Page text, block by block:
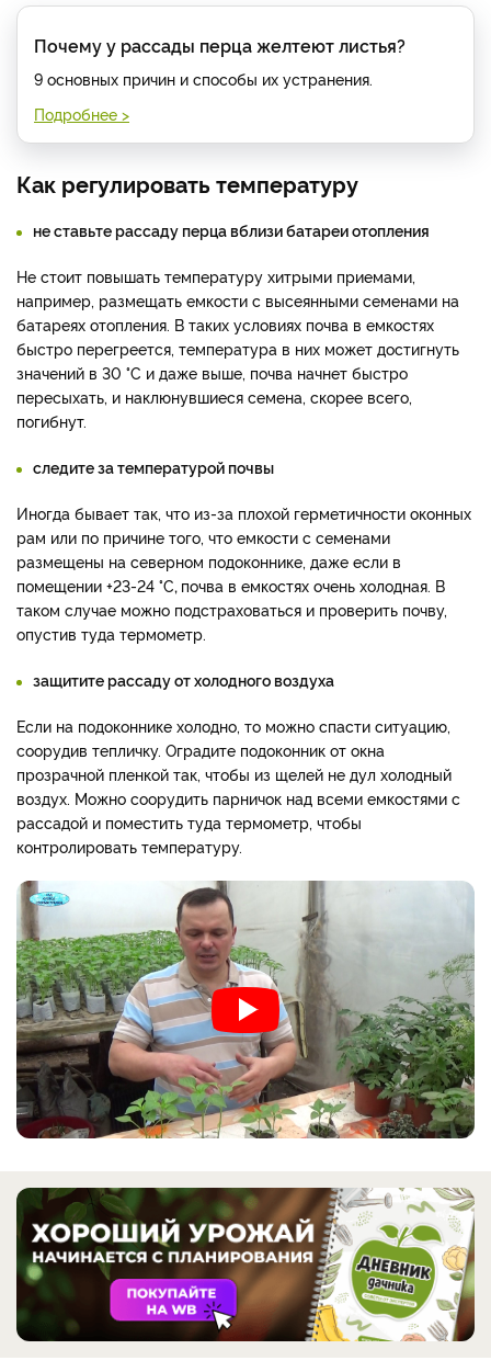
Почему у рассады перца желтеют листья?
9 основных причин и способы их устранения.
Подробнее >
Как регулировать температуру
не ставьте рассаду перца вблизи батареи отопления
Не стоит повышать температуру хитрыми приемами,
например, размещать емкости с высеянными семенами на
батареях отопления. В таких условиях почва в емкостях
быстро перегреется, температура в них может достигнуть
значений в 30 °C и даже выше, почва начнет быстро
пересыхать, и наклюнувшиеся семена, скорее всего,
погибнут.
следите за температурой почвы
Иногда бывает так, что из-за плохой герметичности оконных
рам или по причине того, что емкости с семенами
размещены на северном подоконнике, даже если в
помещении +23-24 °C, почва в емкостях очень холодная. В
таком случае можно подстраховаться и проверить почву,
опустив туда термометр.
защитите рассаду от холодного воздуха
Если на подоконнике холодно, то можно спасти ситуацию,
соорудив тепличку. Оградите подоконник от окна
прозрачной пленкой так, чтобы из щелей не дул холодный
воздух. Можно соорудить парничок над всеми емкостями с
рассадой и поместить туда термометр, чтобы
контролировать температуру.